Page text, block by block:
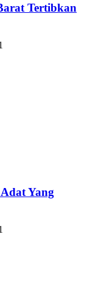
Tertibkan
Yang